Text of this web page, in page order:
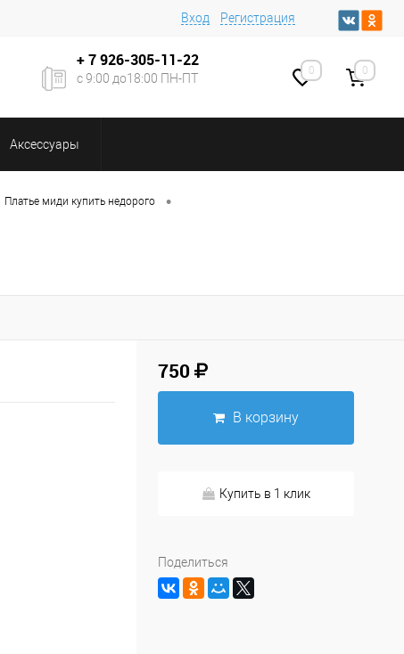
Вход Регистрация
+ 7926-305-11-22
с 9:00 до18:00 ПН-ПТ
0 0
Аксессуары
Платье миди купить недорого •
750
В корзину
Купить в 1 клик
Поделиться